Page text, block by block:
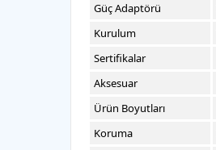
Güç Adaptörü
Kurulum
Sertifikalar
Aksesuar
Ürün Boyutları
Koruma